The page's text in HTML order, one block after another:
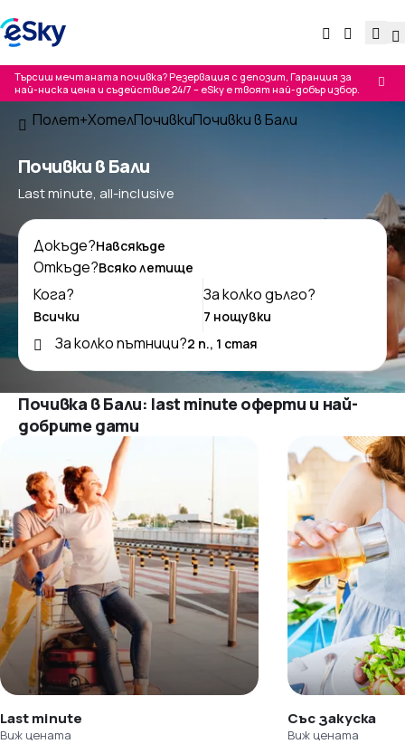
Търсиш мечтаната почивка? Резервация с депозит, Гаранция за
най-ниска цена и съдействие 24/7 – eSky е твоят най-добър избор.
Полет+ХотелПочивкиПочивки в Бали
Почивки в Бали
Last minute, all-inclusive
Докъде?
Откъде?
Кога?
За колко дълго?
За колко пътници?
Почивка в Бали: last minute оферти и най-
добрите дати
Last minute
Виж цената
Със закуска
Виж цената